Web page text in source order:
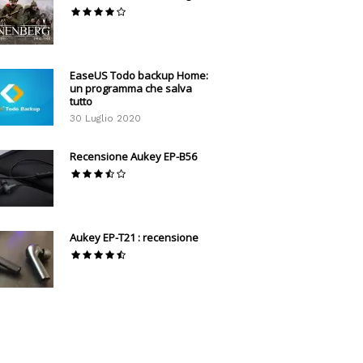
EaseUS Todo backup Home:
un programma che salva
tutto
30 Luglio 2020
Recensione Aukey EP-B56
Aukey EP-T21 : recensione